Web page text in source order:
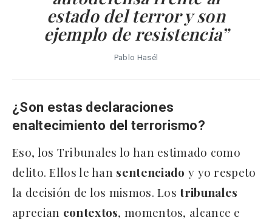
estado del terror y son
ejemplo de resistencia”
Pablo Hasél
¿Son estas declaraciones
enaltecimiento del terrorismo?
Eso, los Tribunales lo han estimado como
delito. Ellos le han sentenciado y yo respeto
la decisión de los mismos. Lostribunales
aprecian contextos, momentos, alcance e